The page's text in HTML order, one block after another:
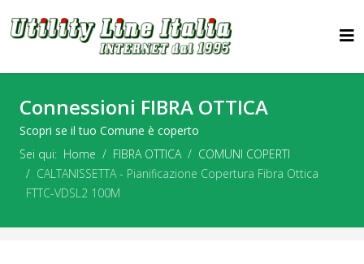
Connessioni FIBRA OTTICA
Scopri se il tuo Comune è coperto
Sei qui: Home FIBRA OTTICA
COMUNI COPERTI
CALTANISSETTA - Pianificazione Copertura Fibra Ottica
FTTC-VDSL2 100M